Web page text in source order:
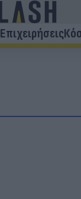
Επιχειρήσεις